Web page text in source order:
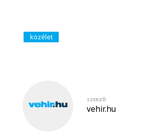
közélet
SZERZŐ
vehir.hu